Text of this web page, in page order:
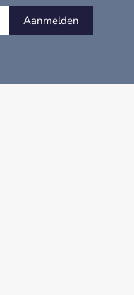
Aanmelden